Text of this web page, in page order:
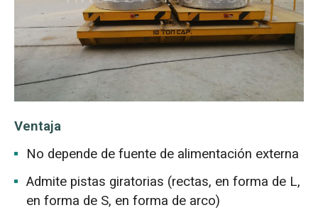
Ventaja
No depende de fuente de alimentación externa
Admite pistas giratorias (rectas, en forma de L,
en forma de S, en forma de arco)